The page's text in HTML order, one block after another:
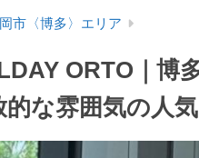
市〈博多〉エリア
ORTO｜博
的な雰囲気の人